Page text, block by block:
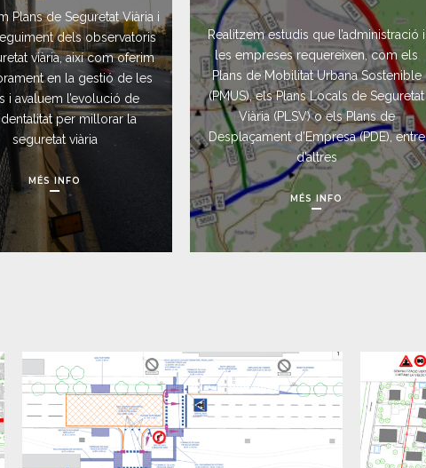
Plans de Seguretat Viària i
dels observatoris
viària, així com oferim
en la gestió de les
i avaluem l’evolució de
per millorar la
seguretat viària
MÉS INFO
Realitzem estudis que l’administració i
les empreses requereixen, com els
Plans de Mobilitat Urbana Sostenible
(PMUS), els Plans Locals de Seguretat
Viària (PLSV) o els Plans de
Desplaçament d’Empresa (PDE), entre
d’altres
MÉS INFO